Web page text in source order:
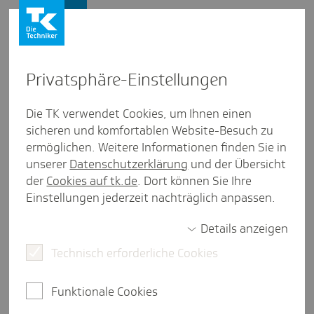
TK-Posi­tion: Zukunft der Kran­
ken­haus­ver­sor­gung
Posi­tion aus Baden-Würt­tem­berg
Die Zukunft der Krankenhausversorgung in Baden-
bedarfsgerecht und nachhaltig sein.
Presse und Politik Gesundheitspolitik
Privat­sphäre-Einstel­lungen
Die TK verwendet Cookies, um Ihnen einen
sicheren und komfortablen Website-Besuch zu
ermöglichen. Weitere Informationen finden Sie in
unserer Datenschutzerklärung und der Übersicht
der Cookies auf tk.de. Dort können Sie Ihre
Einstellungen jederzeit nachträglich anpassen.
Details anzeigen
Technisch erforderliche Cookies
Funktionale Cookies